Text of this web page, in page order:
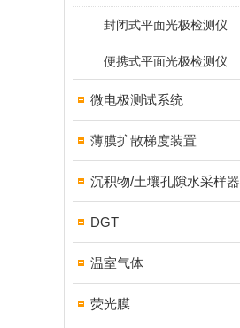
封闭式平面光极检测仪
便携式平面光极检测仪
微电极测试系统
薄膜扩散梯度装置
沉积物/土壤孔隙水采样器
DGT
温室气体
荧光膜